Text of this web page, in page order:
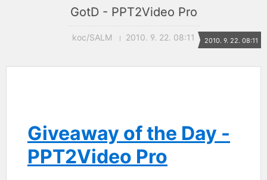
GotD - PPT2Video Pro
koc/SALM 2010. 9. 22. 08:11 2010. 9. 22. 08:11
Giveaway of the Day -
PPT2Video Pro